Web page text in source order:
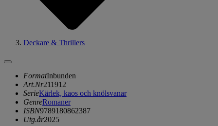
Deckare & Thrillers
FormatInbunden
Art.Nr211912
SerieKärlek, kaos och knölsvanar
GenreRomaner
ISBN9789180862387
Utg.år2025